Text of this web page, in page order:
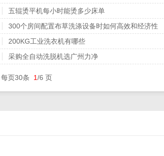
五辊烫平机每小时能烫多少床单
300个房间配置布草洗涤设备时如何高效和经济性
200KG工业洗衣机有哪些
采购全自动洗脱机选广州力净
每页30条 1/6 页